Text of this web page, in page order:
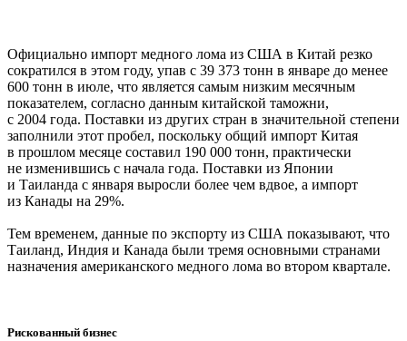
Официально импорт медного лома из США в Китай резко
сократился в этом году, упав с 39 373 тонн в январе до менее
600 тонн в июле, что является самым низким месячным
показателем, согласно данным китайской таможни,
с 2004 года. Поставки из других стран в значительной степени
заполнили этот пробел, поскольку общий импорт Китая
в прошлом месяце составил 190 000 тонн, практически
не изменившись с начала года. Поставки из Японии
и Таиланда с января выросли более чем вдвое, а импорт
из Канады на 29%.
Тем временем, данные по экспорту из США показывают, что
Таиланд, Индия и Канада были тремя основными странами
назначения американского медного лома во втором квартале.
Рискованный бизнес